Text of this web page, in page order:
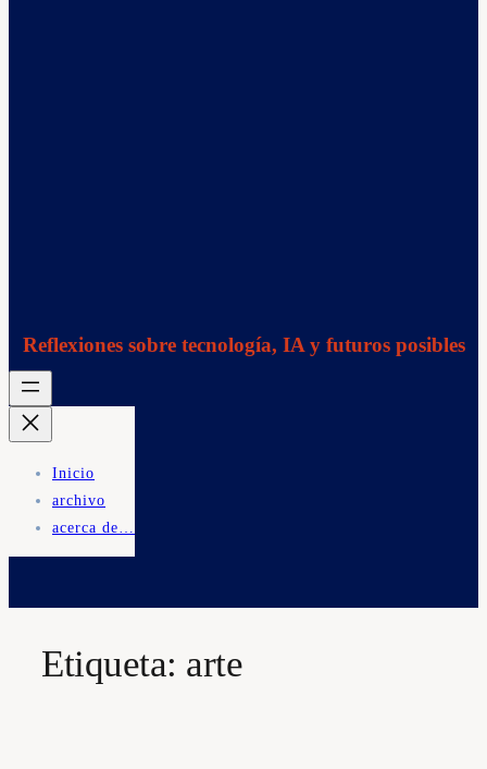
Reflexiones sobre tecnología, IA y futuros posibles
Inicio
archivo
acerca de…
Etiqueta: arte